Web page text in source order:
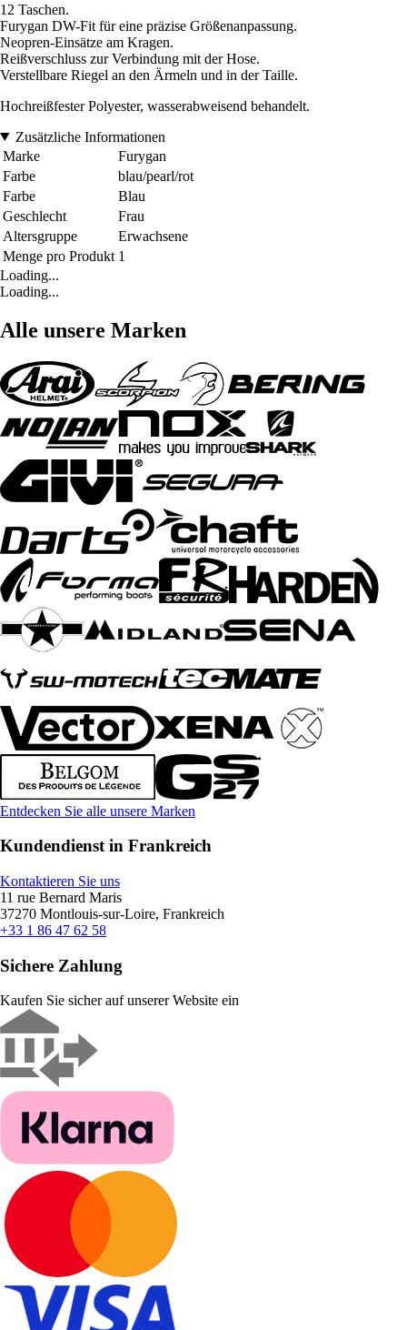
12 Taschen.
Furygan DW-Fit für eine präzise Größenanpassung.
Neopren-Einsätze am Kragen.
Reißverschluss zur Verbindung mit der Hose.
Verstellbare Riegel an den Ärmeln und in der Taille.
Hochreißfester Polyester, wasserabweisend behandelt.
Zusätzliche Informationen
Marke
Furygan
Farbe
blau/pearl/rot
Farbe
Blau
Geschlecht
Frau
Altersgruppe
Erwachsene
Menge pro Produkt 1
Loading...
Loading...
Alle unsere Marken
Entdecken Sie alle unsere Marken
Kundendienst in Frankreich
Kontaktieren Sie uns
11 rue Bernard Maris
37270 Montlouis-sur-Loire, Frankreich
+33 1 86 47 62 58
Sichere Zahlung
Kaufen Sie sicher auf unserer Website ein